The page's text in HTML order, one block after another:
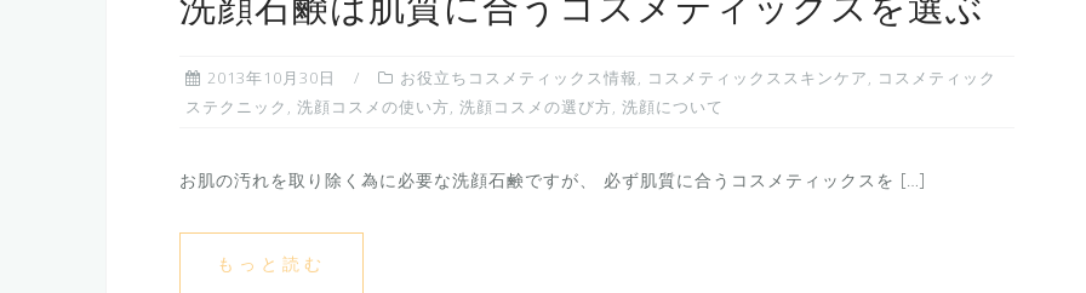
洗顔石鹸は肌質に合うコスメティックスを選ぶ
2013年10月30日 お役立ちコスメティックス情報, コスメティックススキンケア, コスメティック
ステクニック , 洗顔コスメの使い方, 洗顔コスメの選び方, 洗顔について
お肌の汚れを取り除く為に必要な洗顔石鹸ですが、 必ず肌質に合うコスメティックスを […]
もっと読む